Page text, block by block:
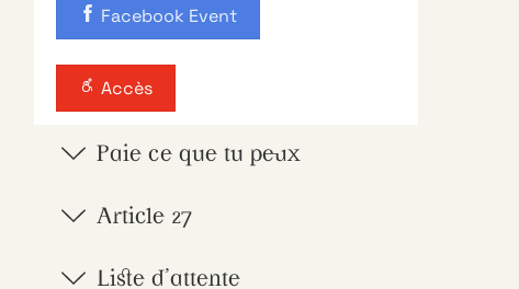
Facebook Event
Accès
Paie ce que tu peux
Article 27
Liste d'attente